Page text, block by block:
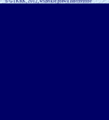
© GTKRK, 2012, wszelkie prawa zastrzeżone